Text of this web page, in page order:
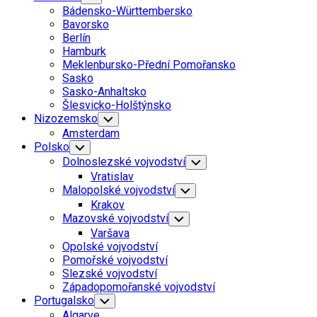
Child
Menu
Bádensko-Württembersko
Bavorsko
Berlín
Hamburk
Meklenbursko-Přední Pomořansko
Sasko
Sasko-Anhaltsko
Šlesvicko-Holštýnsko
Nizozemsko Toggle
Child
Menu
Amsterdam
Polsko Toggle
Child
Menu
Dolnoslezské vojvodství Toggle
Child
Menu
Vratislav
Malopolské vojvodství Toggle
Child
Menu
Krakov
Mazovské vojvodství Toggle
Child
Varšava
Opolské vojvodství
Pomořské vojvodství
Slezské vojvodství
Západopomořanské vojvodství
Portugalsko Toggle
Child